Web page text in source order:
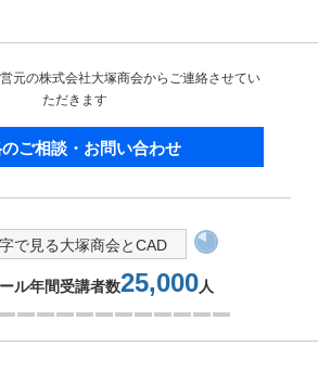
元の株式会社大塚商会からご連絡させてい
ただきます
ご相談・お問い合わせ
で見る大塚商会とCAD
ル年間受講者数25,000人